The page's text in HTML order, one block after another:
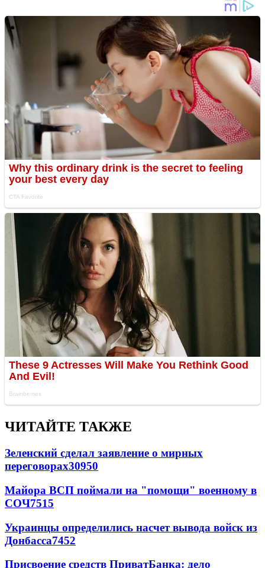
ЧИТАЙТЕ ТАКЖЕ
Зеленский сделал заявление о мирных
переговорах30950
Майора ВСП поймали на "помощи" военному в
СОЧ7515
Украинцы определились насчет вывода войск из
Донбасса7452
Присвоение средств ПриватБанка: дело